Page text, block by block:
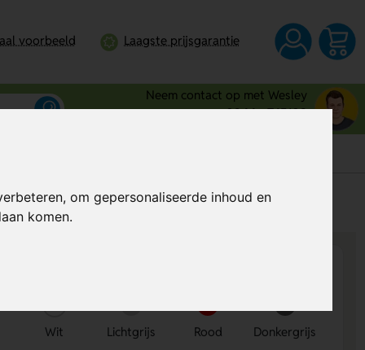
om gepersonaliseerde inhoud en
komen.
voorbeeld Laagste prijsgarantie
Neem contact op met Wesley
0344 - 745109
Al vanaf€ 10,50 per stuk (excl. BTW)
Wit Lichtgrijs Rood Donkergrijs